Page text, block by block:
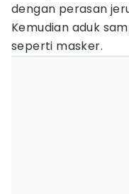
dengan perasan
Kemudian aduk
seperti masker.